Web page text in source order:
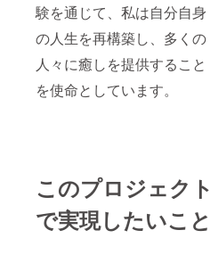
験を通じて、私は自分自身
の人生を再構築し、多くの
人々に癒しを提供すること
を使命としています。
このプロジェクト
で実現したいこと